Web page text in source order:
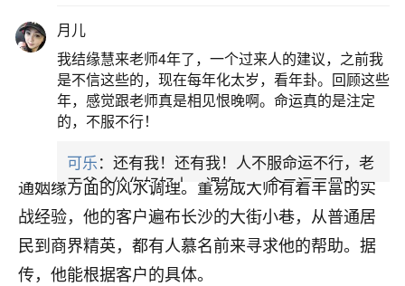
二、在长沙请风水师,长沙最厉害的风水大师请
推荐一个？
长沙城中不乏高明的风水大师，其中有一位名
叫风生水起董易成的风水大师颇受推崇。他的专业
领域广泛，不仅擅长家居和办公室风水布局，还精
通姻缘方面的风水调理。董易成大师有着丰富的实
战经验，他的客户遍布长沙的大街小巷，从普通居
民到商界精英，都有人慕名前来寻求他的帮助。据
传，他能根据客户的具体。
月儿
我结缘慧来老师4年了，一个过来人的建议，之前我
是不信这些的，现在每年化太岁，看年卦。回顾这些
年，感觉跟老师真是相见恨晚啊。命运真的是注定
的，不服不行！
可乐：还有我！还有我！人不服命运不行，老
天爷会给你好好上一课的。一命二运三风水，
哪样不服都不行！
平安是福：我也是每年找老师化太岁，看年
卦，认识老师3年了，都是缘分啊！